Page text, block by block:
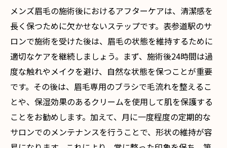
メンズ眉毛の施術後におけるアフターケアは、清潔感を
長く保つために欠かせないステップです。表参道駅のサ
ロンで施術を受けた後は、眉毛の状態を維持するために
適切なケアを継続しましょう。まず、施術後24時間は過
度な触れやメイクを避け、自然な状態を保つことが重要
です。その後は、眉毛専用のブラシで毛流れを整えるこ
とや、保湿効果のあるクリームを使用して肌を保護する
ことをお勧めします。加えて、月に一度程度の定期的な
サロンでのメンテナンスを行うことで、形状の維持が容